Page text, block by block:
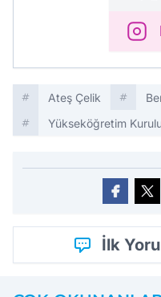
Ateş Çelik
Yükseköğretim
İlk